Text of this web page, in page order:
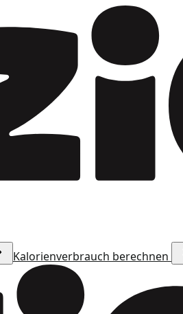
Kalorienverbrauch berechnen